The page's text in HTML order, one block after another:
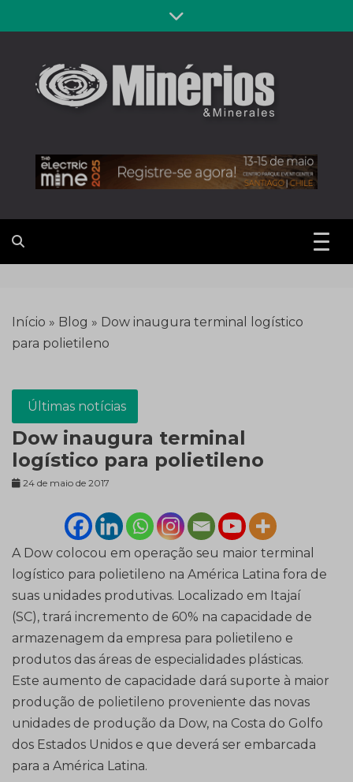
to
Revista
Minérios &
Minerales
Início » Blog » Dow inaugura terminal logístico
para polietileno
Últimas notícias
Dow inaugura terminal
logístico para polietileno
24 de maio de 2017
A Dow colocou em operação seu maior terminal
logístico para polietileno na América Latina fora de
suas unidades produtivas. Localizado em Itajaí
(SC), trará incremento de 60% na capacidade de
armazenagem da empresa para polietileno e
produtos das áreas de especialidades plásticas.
Este aumento de capacidade dará suporte à maior
produção de polietileno proveniente das novas
unidades de produção da Dow, na Costa do Golfo
dos Estados Unidos e que deverá ser embarcada
para a América Latina.